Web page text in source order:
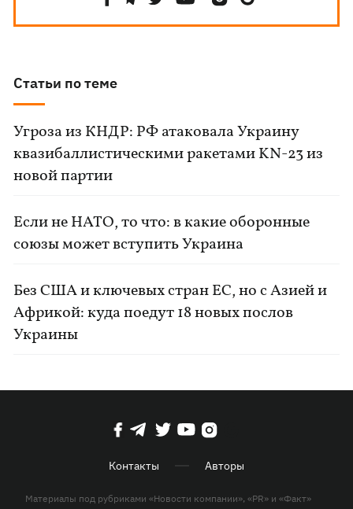
Статьи по теме
Угроза из КНДР: РФ атаковала Украину
квазибаллистическими ракетами KN-23 из
новой партии
Если не НАТО, то что: в какие оборонные
союзы может вступить Украина
Без США и ключевых стран ЕС, но с Азией и
Африкой: куда поедут 18 новых послов
Украины
Контакты Авторы
Материалы под рубриками «Новости компании», «PR» и «Факт»